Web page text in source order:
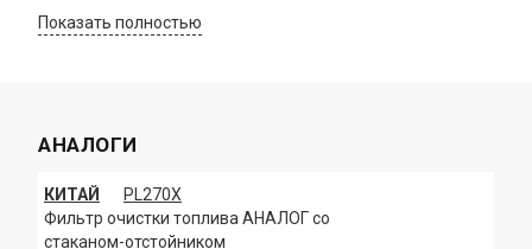
Показать полностью
АНАЛОГИ
КИТАЙ
PL270X
Фильтр очистки топлива АНАЛОГ со
стаканом-отстойником